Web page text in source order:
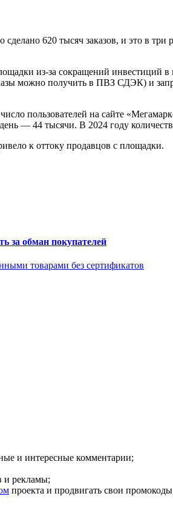
620 тысяч заказов, и это в
из-за сокращений инвестиций
можно получить в ПВЗ СДЭК) и
пользователей на сайте
— 44 тысячи. В 2024 году
к оттоку продавцов с площадки.
за обман покупателей
товарами без сертификатов
и интересные комментарии;
и рекламы;
проекта и продвигать свои